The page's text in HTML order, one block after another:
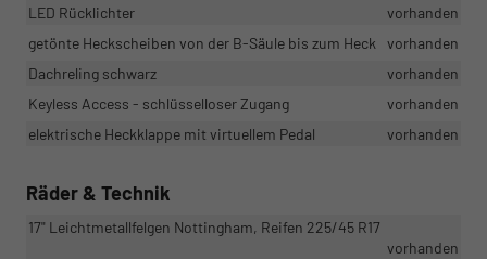
LED Rücklichter
vorhanden
getönte Heckscheiben von der B-Säule bis zum Heck
vorhanden
Dachreling schwarz
vorhanden
Keyless Access - schlüsselloser Zugang
vorhanden
elektrische Heckklappe mit virtuellem Pedal
vorhanden
Räder & Technik
17" Leichtmetallfelgen Nottingham, Reifen 225/45 R17
vorhanden